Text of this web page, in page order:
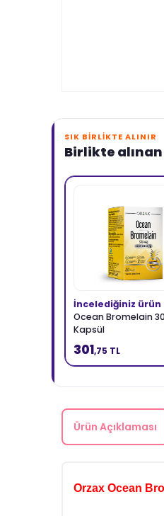
SIK BIRLIKTE ALINIR
Birlikte
İncelediğiniz ürün
Ocean Bromelain 30
Kapsül
301,75 TL
Ürün Açıklaması
Orzax Ocean